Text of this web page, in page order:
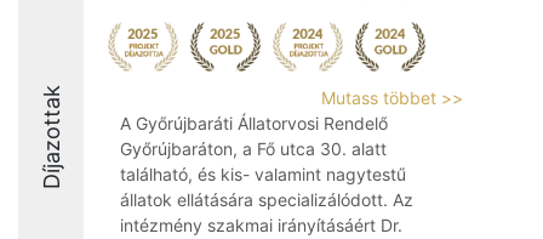
Díjazottak
Mutass többet >>
A Győrújbaráti Állatorvosi Rendelő
Győrújbaráton, a Fő utca 30. alatt
található, és kis- valamint nagytestű
állatok ellátására specializálódott. Az
intézmény szakmai irányításáért Dr.